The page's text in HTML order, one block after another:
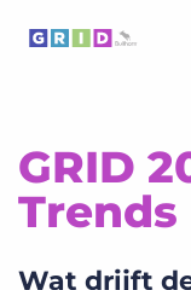
GRID
Recruitment
GRID
Wat drijft